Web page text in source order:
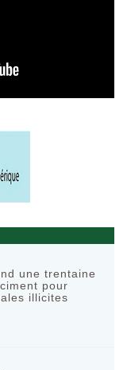
une trentaine
pour
illicites